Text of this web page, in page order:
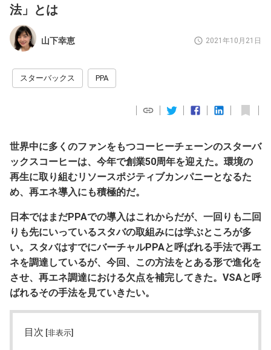
法」とは
山下幸恵 2021年10月21日
スターバックス PPA
世界中に多くのファンをもつコーヒーチェーンのスターバ
ックスコーヒーは、今年で創業50周年を迎えた。環境の
再生に取り組むリソースポジティブカンパニーとなるた
め、再エネ導入にも積極的だ。
日本ではまだPPAでの導入はこれからだが、一回りも二回
りも先にいっているスタバの取組みには学ぶところが多
い。スタバはすでにバーチャルPPAと呼ばれる手法で再エ
ネを調達しているが、今回、この方法をとある形で進化を
させ、再エネ調達における欠点を補完してきた。VSAと呼
ばれるその手法を見ていきたい。
目次 [非表示]